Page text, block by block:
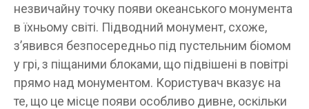
незвичайну точку появи океанського монумента
в їхньому світі. Підводний монумент, схоже,
з’явився безпосередньо під пустельним біомом
у грі, з піщаними блоками, що підвішені в повітрі
прямо над монументом. Користувач вказує на
те, що це місце появи особливо дивне, оскільки